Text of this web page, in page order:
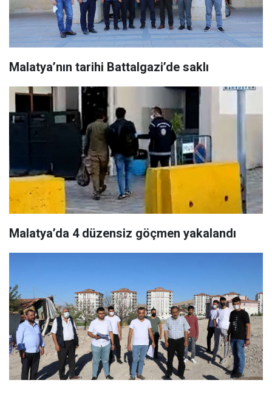
Malatya’nın tarihi Battalgazi’de saklı
Malatya’da 4 düzensiz göçmen yakalandı